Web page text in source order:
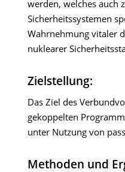
werden, welches auch
Sicherheitssystemen
Wahrnehmung vitaler
nuklearer
Zielstellung:
Das Ziel des
gekoppelten
unter Nutzung von
Methoden und